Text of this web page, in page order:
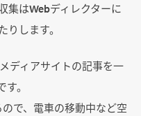
集はWebディレクターに
します。
ディアサイトの記事を一
。
で、電車の移動中など空